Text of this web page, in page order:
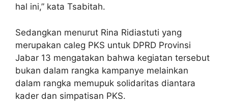
hal ini,” kata Tsabitah.
Sedangkan menurut Rina Ridiastuti yang
merupakan caleg PKS untuk DPRD Provinsi
Jabar 13 mengatakan bahwa kegiatan tersebut
bukan dalam rangka kampanye melainkan
dalam rangka memupuk solidaritas diantara
kader dan simpatisan PKS.